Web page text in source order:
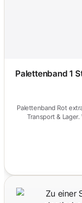
Palettenband 1
Palettenband Rot
Transport &